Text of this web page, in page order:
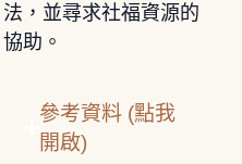
法，並尋求社福資源的
協助。
參考資料 (點我
開啟)